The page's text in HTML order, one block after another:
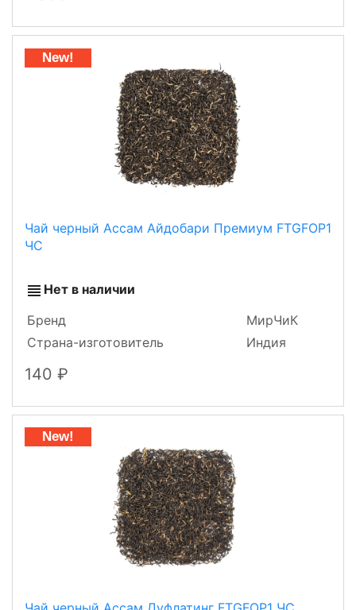
Чай черный Ассам Айдобари Премиум FTGFOP1
ЧС
Нет в наличии
Бренд
МирЧиК
Страна-изготовитель
Индия
140
New!
New!